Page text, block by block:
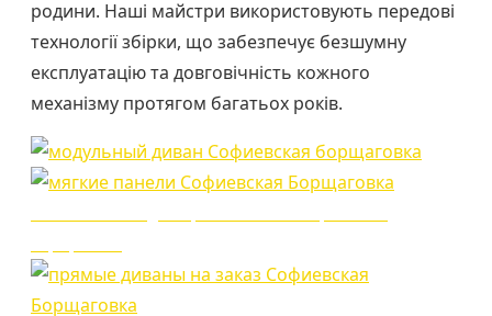
родини. Наші майстри використовують передові
технології збірки, що забезпечує безшумну
експлуатацію та довговічність кожного
механізму протягом багатьох років.